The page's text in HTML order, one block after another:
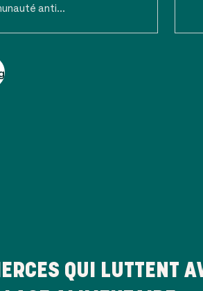
anti...
QUI LUTTENT